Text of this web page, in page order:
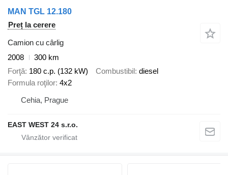
MAN TGL 12.180
Preț la cerere
Camion cu cârlig
2008
300 km
Forţă 180 c.p. (132 kW) Combustibil diesel
Formula roţilor 4x2
Cehia, Prague
EAST WEST 24 s.r.o.